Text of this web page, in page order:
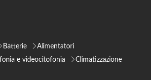
Batterie
Alimentatori
e videocitofonia
Climatizzazione